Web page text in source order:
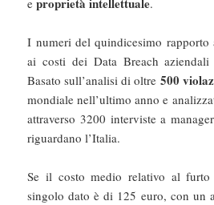
eproprietà intellettuale.
I numeri del quindicesimo
ai costi dei Data Breach
Basato sull’analisi di oltre 500
mondiale nell’ultimo anno e
attraverso 3200 interviste a
riguardano l’Italia.
Se il costo medio relativo al
singolo dato è di 125 euro, con un